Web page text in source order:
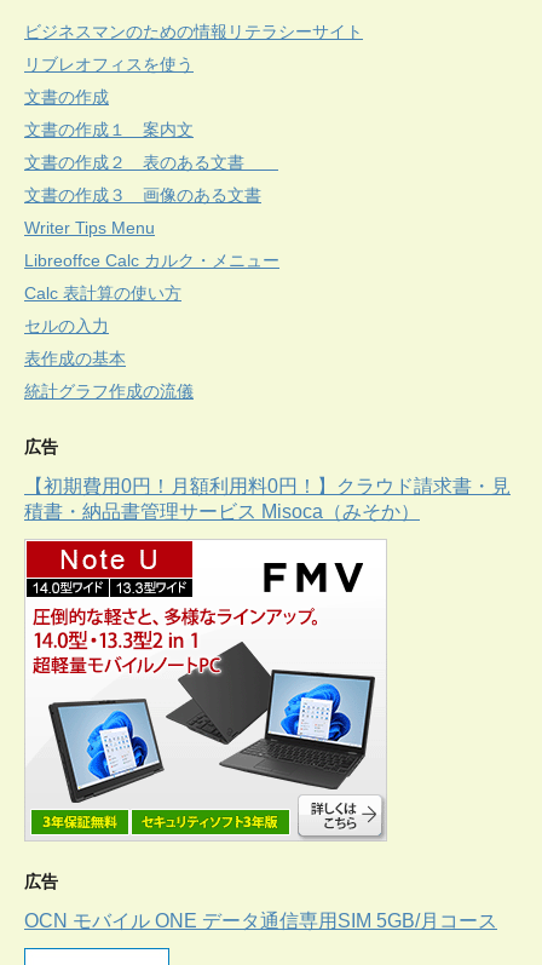
ビジネスマンのための情報リテラシーサイト
リブレオフィスを使う
文書の作成
文書の作成１ 案内文
文書の作成２ 表のある文書
文書の作成３ 画像のある文書
Writer Tips Menu
Libreoffce Calc カルク・メニュー
Calc 表計算の使い方
セルの入力
表作成の基本
統計グラフ作成の流儀
広告
【初期費用0円！月額利用料0円！】クラウド請求書・見
積書・納品書管理サービス Misoca（みそか）
広告
OCN モバイル ONE データ通信専用SIM 5GB/月コース